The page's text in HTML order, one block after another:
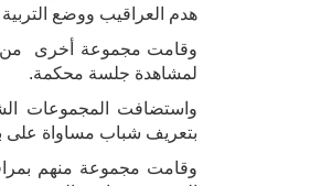
هدم العراقيب ووضع
وقامت مجموعة أخرى من
لمشاهدة جلسة محكمة.
واستضافت المجموعات
بتعريف شباب مساواة على
وقامت مجموعة منهم